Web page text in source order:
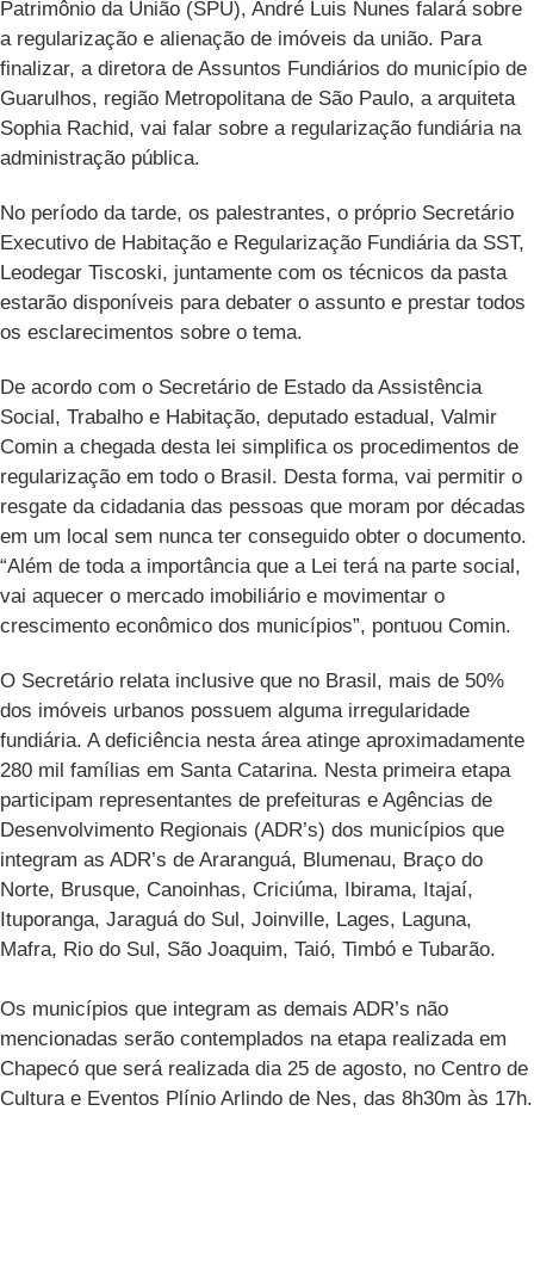
Patrimônio da União (SPU), André Luis Nunes falará sobre
a regularização e alienação de imóveis da união. Para
finalizar, a diretora de Assuntos Fundiários do município de
Guarulhos, região Metropolitana de São Paulo, a arquiteta
Sophia Rachid, vai falar sobre a regularização fundiária na
administração pública.
No período da tarde, os palestrantes, o próprio Secretário
Executivo de Habitação e Regularização Fundiária da SST,
Leodegar Tiscoski, juntamente com os técnicos da pasta
estarão disponíveis para debater o assunto e prestar todos
os esclarecimentos sobre o tema.
De acordo com o Secretário de Estado da Assistência
Social, Trabalho e Habitação, deputado estadual, Valmir
Comin a chegada desta lei simplifica os procedimentos de
regularização em todo o Brasil. Desta forma, vai permitir o
resgate da cidadania das pessoas que moram por décadas
em um local sem nunca ter conseguido obter o documento.
“Além de toda a importância que a Lei terá na parte social,
vai aquecer o mercado imobiliário e movimentar o
crescimento econômico dos municípios”, pontuou Comin.
O Secretário relata inclusive que no Brasil, mais de 50%
dos imóveis urbanos possuem alguma irregularidade
fundiária. A deficiência nesta área atinge aproximadamente
280 mil famílias em Santa Catarina. Nesta primeira etapa
participam representantes de prefeituras e Agências de
Desenvolvimento Regionais (ADR’s) dos municípios que
integram as ADR’s de Araranguá, Blumenau, Braço do
Norte, Brusque, Canoinhas, Criciúma, Ibirama, Itajaí,
Ituporanga, Jaraguá do Sul, Joinville, Lages, Laguna,
Mafra, Rio do Sul, São Joaquim, Taió, Timbó e Tubarão.
Os municípios que integram as demais ADR’s não
mencionadas serão contemplados na etapa realizada em
Chapecó que será realizada dia 25 de agosto, no Centro de
Cultura e Eventos Plínio Arlindo de Nes, das 8h30m às 17h.